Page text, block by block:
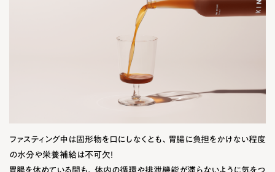
ファスティング中は固形物を口にしなくとも、胃腸に負担をかけない程度
の水分や栄養補給は不可欠！